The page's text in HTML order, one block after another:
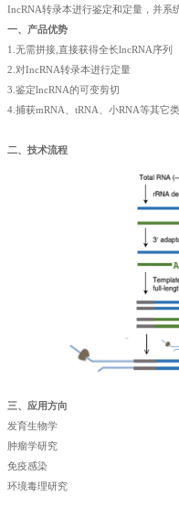
IncRNA转录本进行鉴定和定量，并系
一、产品优势
1.无需拼接,直接获得全长lncRNA序列
2.对IncRNA转录本进行定量
3.鉴定lncRNA的可变剪切
4.捕获mRNA、tRNA、小RNA等其它
二、技术流程
三、应用方向
发育生物学
肿瘤学研究
免疫感染
环境毒理研究